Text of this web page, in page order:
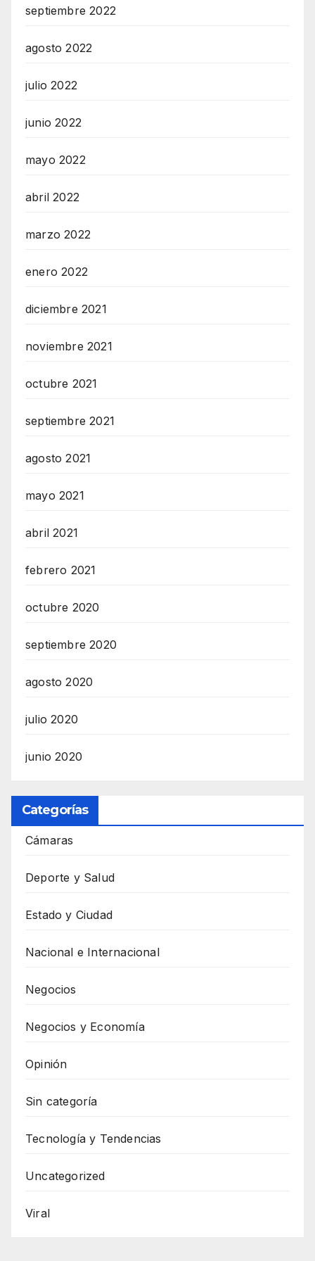
septiembre 2022
agosto 2022
julio 2022
junio 2022
mayo 2022
abril 2022
marzo 2022
enero 2022
diciembre 2021
noviembre 2021
octubre 2021
septiembre 2021
agosto 2021
mayo 2021
abril 2021
febrero 2021
octubre 2020
septiembre 2020
agosto 2020
julio 2020
junio 2020
Categorías
Cámaras
Deporte y Salud
Estado y Ciudad
Nacional e Internacional
Negocios
Negocios y Economía
Opinión
Sin categoría
Tecnología y Tendencias
Uncategorized
Viral